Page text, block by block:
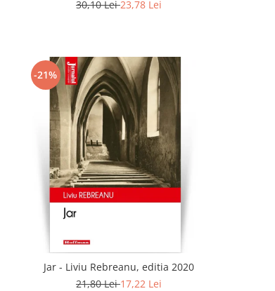
30,10 Lei23,78 Lei
-21%
Jar - Liviu Rebreanu, editia 2020
21,80 Lei17,22 Lei